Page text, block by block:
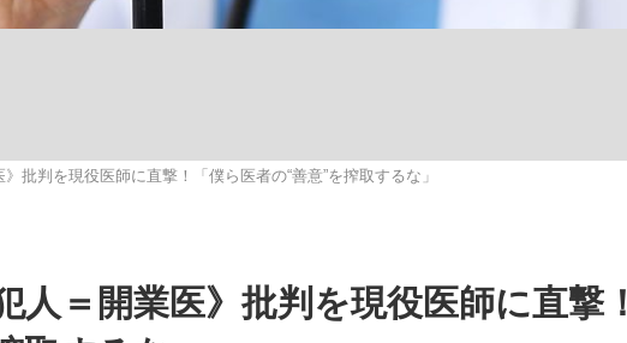
批判を現役医師に直撃！「僕ら医者の“善意”を搾取するな」
人＝開業医》批判を現役医師に直撃！